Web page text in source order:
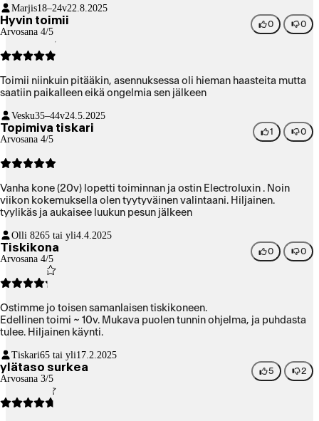
Marjis18–24v22.8.2025
Hyvin toimii
Arvosana 4/5
0 0
Toimii niinkuin pitääkin, asennuksessa oli hieman haasteita mutta
saatiin paikalleen eikä ongelmia sen jälkeen
Vesku35–44v24.5.2025
Topimiva tiskari
Arvosana 4/5
1 0
Vanha kone (20v) lopetti toiminnan ja ostin Electroluxin . Noin
viikon kokemuksella olen tyytyväinen valintaani. Hiljainen.
tyylikäs ja aukaisee luukun pesun jälkeen
Olli 8265 tai yli4.4.2025
Tiskikona
Arvosana 4/5
0 0
Ostimme jo toisen samanlaisen tiskikoneen.
Edellinen toimi ~ 10v. Mukava puolen tunnin ohjelma, ja puhdasta
tulee. Hiljainen käynti.
Tiskari65 tai yli17.2.2025
ylätaso surkea
Arvosana 3/5
5 2